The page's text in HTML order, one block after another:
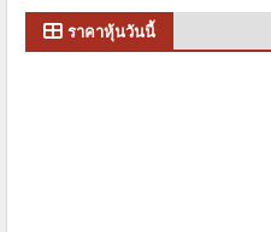
ราคาหุ้นวันนี้